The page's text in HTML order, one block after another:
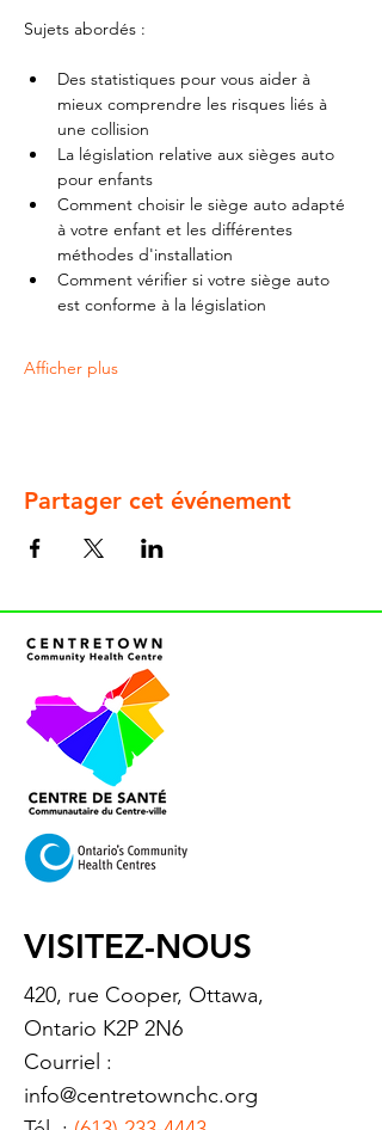
Sujets abordés :
Des statistiques pour vous aider à
mieux comprendre les risques liés à
une collision
La législation relative aux sièges auto
pour enfants
Comment choisir le siège auto adapté
à votre enfant et les différentes
méthodes d'installation
Comment vérifier si votre siège auto
est conforme à la législation
Afficher plus
Partager cet événement
VISITEZ-NOUS
420, rue Cooper, Ottawa,
Ontario K2P 2N6
Courriel :
info@centretownchc.org